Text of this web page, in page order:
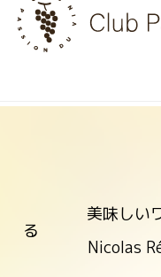
Skip
content
美味しい
Nicolas Réau